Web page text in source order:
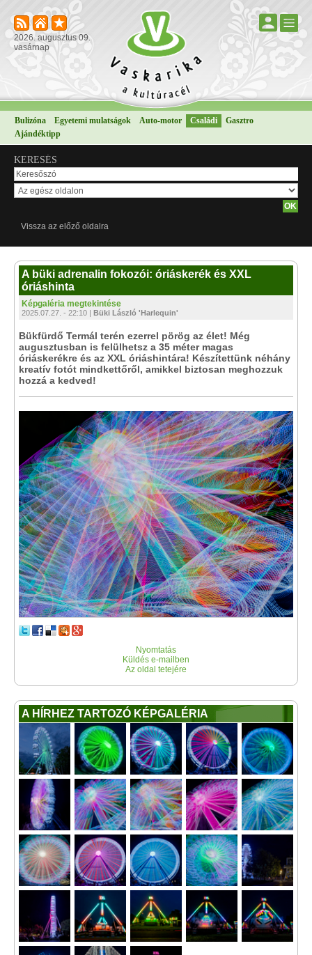
2026. augusztus 09.
vasárnap
Bulizóna Egyetemi mulatságok Auto-motor Családi
Gasztro
Ajándéktipp
KERESÉS
Vissza az előző oldalra
A büki adrenalin fokozói: óriáskerék és XXL
óriáshinta
Képgaléria megtekintése
2025.07.27. - 22:10 | Büki László 'Harlequin'
Bükfürdő Termál terén ezerrel pörög az élet! Még
augusztusban is felülhetsz a 35 méter magas
óriáskerékre és az XXL óriáshintára! Készítettünk néhány
kreatív fotót mindkettőről, amikkel biztosan meghozzuk
hozzá a kedved!
Nyomtatás
Küldés e-mailben
Az oldal tetejére
A HÍRHEZ TARTOZÓ KÉPGALÉRIA